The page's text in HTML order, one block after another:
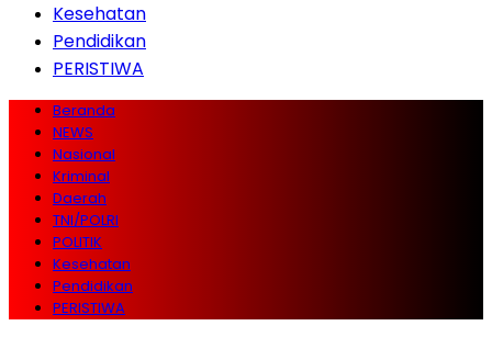
Kesehatan
Pendidikan
PERISTIWA
Beranda
NEWS
Nasional
Kriminal
Daerah
TNI/POLRI
POLITIK
Kesehatan
Pendidikan
PERISTIWA